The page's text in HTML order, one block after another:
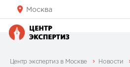
Москва
Центр экспертиз в Москве Новости